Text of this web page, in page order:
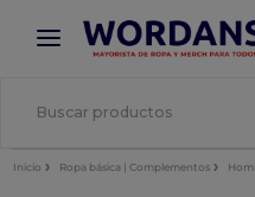
× App de Wordans
¡Mejores precios en
Inicio Ropa básica | Complementos